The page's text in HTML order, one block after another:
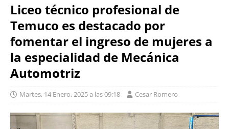
Liceo técnico profesional de
Temuco es destacado por
fomentar el ingreso de mujeres a
la especialidad de Mecánica
Automotriz
Martes, 14 Enero, 2025 a las 09:18 Cesar Romero